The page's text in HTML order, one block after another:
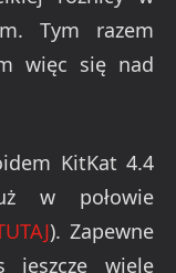
Tym razem
więc się nad
KitKat 4.4
w połowie
). Zapewne
wiele